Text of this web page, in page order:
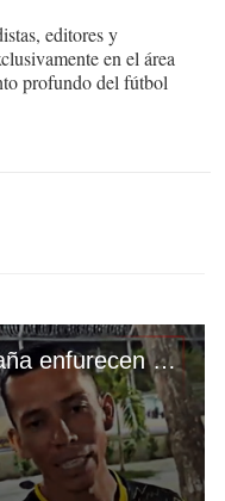
editores y
en el área
profundo del fútbol
Aficionados de Real España enfurecen tras derrota ante Olimpia en el Estadio Morazán